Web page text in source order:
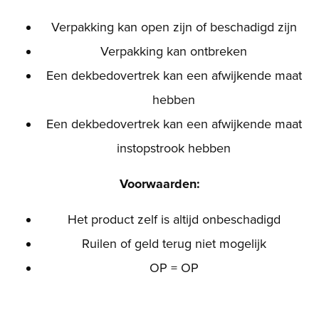
Verpakking kan open zijn of beschadigd zijn
Verpakking kan ontbreken
Een dekbedovertrek kan een afwijkende maat
hebben
Een dekbedovertrek kan een afwijkende maat
instopstrook hebben
Voorwaarden:
Het product zelf is altijd onbeschadigd
Ruilen of geld terug niet mogelijk
OP = OP